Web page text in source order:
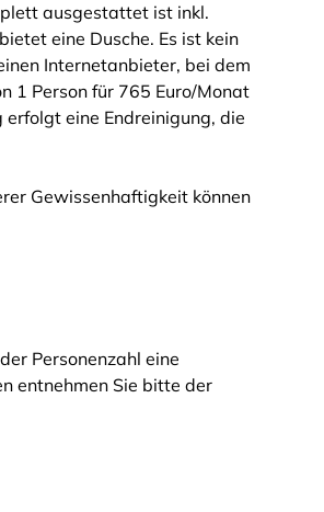
ausgestattet ist inkl.
eine Dusche. Es ist kein
Internetanbieter, bei dem
1 Person für 765 Euro/Monat
eine Endreinigung, die
Gewissenhaftigkeit können
Personenzahl eine
entnehmen Sie bitte der